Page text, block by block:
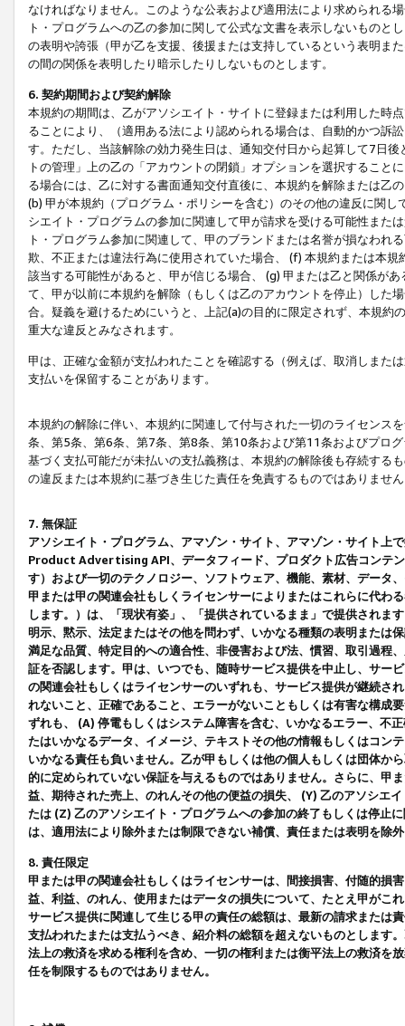
なければなりません。このような公表および適用法により求められる
ト・プログラムへの乙の参加に関して公式な文書を表示しないもの
の表明や誇張（甲が乙を支援、後援または支持しているという表明ま
の間の関係を表明したり暗示したりしないものとします。
6. 契約期間および契約解除
本規約の期間は、乙がアソシエイト・サイトに登録または利用した時
ることにより、（適用ある法により認められる場合は、自動的かつ訴
す。ただし、当該解除の効力発生日は、通知交付日から起算して7日
トの管理」上の乙の「アカウントの閉鎖」オプションを選択するこ
る場合には、乙に対する書面通知交付直後に、本規約を解除または乙
(b) 甲が本規約（プログラム・ポリシーを含む）のその他の違反に関
シエイト・プログラムの参加に関連して甲が請求を受ける可能性また
ト・プログラム参加に関連して、甲のブランドまたは名誉が損なわれ
欺、不正または違法行為に使用されていた場合、 (f) 本規約または本
該当する可能性があると、甲が信じる場合、 (g) 甲または乙と関係が
て、甲が以前に本規約を解除（もしくは乙のアカウントを停止）した
合。疑義を避けるためにいうと、上記(a)の目的に限定されず、本規
重大な違反とみなされます。
甲は、正確な金額が支払われたことを確認する（例えば、取消しまた
支払いを保留することがあります。
本規約の解除に伴い、本規約に関連して付与された一切のライセンス
条、第5条、第6条、第7条、第8条、第10条および第11条およびプロ
基づく支払可能だが未払いの支払義務は、本規約の解除後も存続する
の違反または本規約に基づき生じた責任を免責するものではありませ
7. 無保証
アソシエイト・プログラム、アマゾン・サイト、アマゾン・サイト上
Product Advertising API、データフィード、プロダクト広告コンテ
す）および一切のテクノロジー、ソフトウェア、機能、素材、データ
甲または甲の関連会社もしくライセンサーによりまたはこれらに代わ
します。）は、「現状有姿」、「提供されているまま」で提供されま
明示、黙示、法定またはその他を問わず、いかなる種類の表明または
満足な品質、特定目的への適合性、非侵害および法、慣習、取引過程
証を否認します。甲は、いつでも、随時サービス提供を中止し、サー
の関連会社もしくはライセンサーのいずれも、サービス提供が継続さ
れないこと、正確であること、エラーがないこともしくは有害な構成
ずれも、 (A) 停電もしくはシステム障害を含む、いかなるエラー、不
たはいかなるデータ、イメージ、テキストその他の情報もしくはコン
いかなる責任も負いません。乙が甲もしくは他の個人もしくは団体か
的に定められていない保証を与えるものではありません。さらに、甲
益、期待された売上、のれんその他の便益の損失、 (Y) 乙のアソシエ
たは (Z) 乙のアソシエイト・プログラムへの参加の終了もしくは停止
は、適用法により除外または制限できない補償、責任または表明を除
8. 責任限定
甲または甲の関連会社もしくはライセンサーは、間接損害、付随的損
益、利益、のれん、使用またはデータの損失について、たとえ甲がこ
サービス提供に関連して生じる甲の責任の総額は、最新の請求または
支払われたまたは支払うべき、紹介料の総額を超えないものとします
法上の救済を求める権利を含め、一切の権利または衡平法上の救済を
任を制限するものではありません。